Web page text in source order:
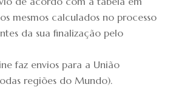
mesmos calculados no processo
da sua finalização pelo
faz envios para a União
regiões do Mundo).